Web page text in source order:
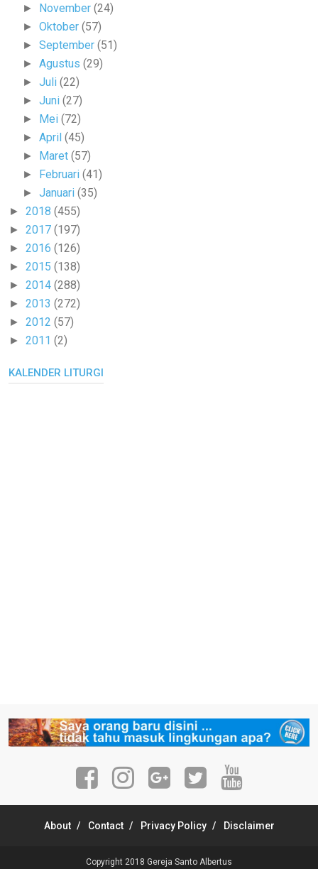
► November(24)
►Oktober(57)
►September(51)
►Agustus(29)
►Juli(22)
►Juni(27)
► Mei(72)
►April(45)
► Maret(57)
► Februari(41)
►Januari(35)
► 2018 (455)
► 2017 (197)
► 2016 (126)
► 2015 (138)
► 2014 (288)
► 2013 (272)
► 2012 (57)
► 2011 (2)
KALENDER LITURGI
About Contact Privacy Policy Disclaimer
Copyright 2018 Gereja Santo Albertus